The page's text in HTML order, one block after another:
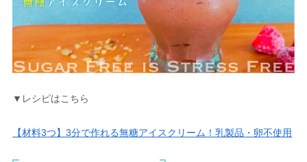
▼レシピはこちら
【材料3つ】3分で作れる無糖アイスクリーム！乳製品・卵不使用